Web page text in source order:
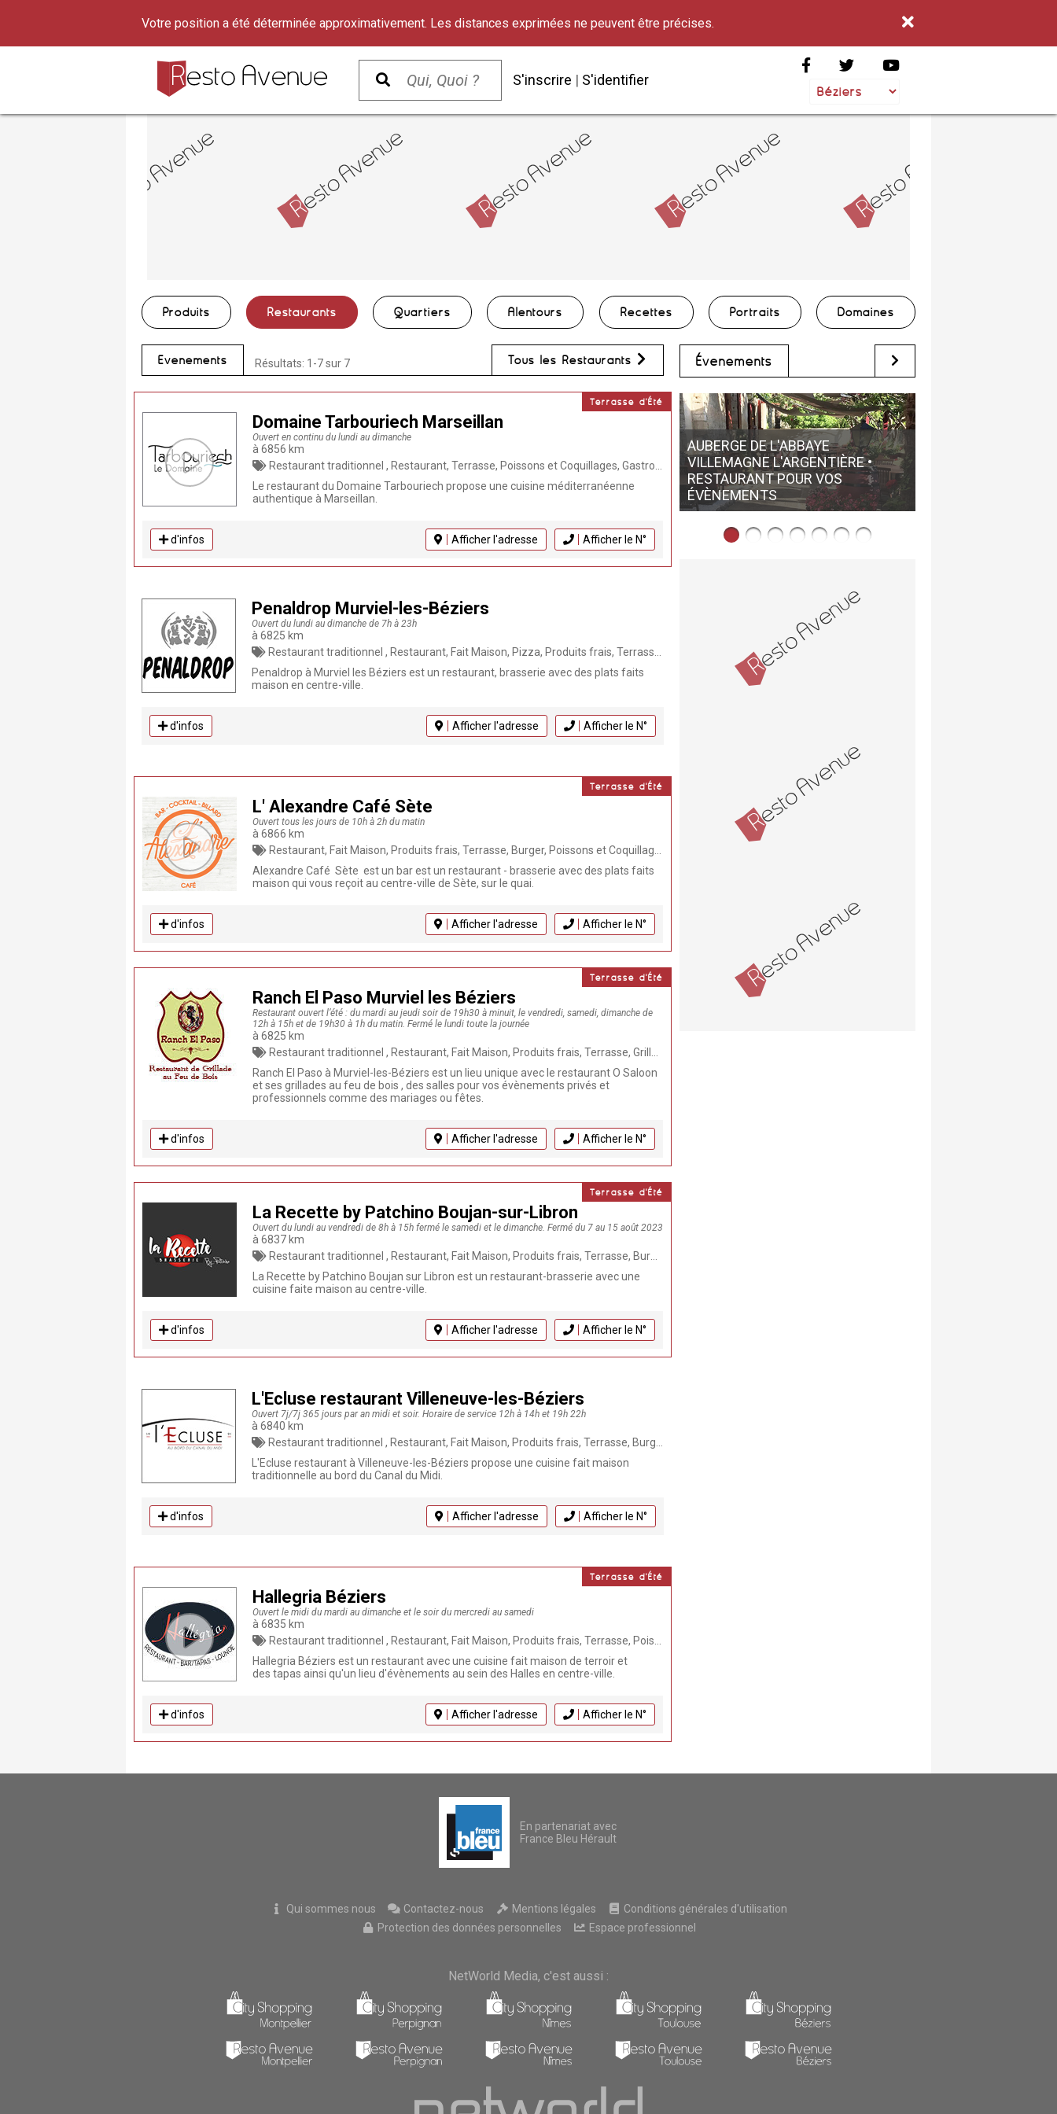
Votre position a été déterminée approximativement. Les distances exprimées ne peuvent être précises.
S'inscrire | S'identifier
Produits Restaurants Quartiers Alentours Recettes Portraits Domaines
Evènements Résultats: 1-7 sur 7 Tous les Restaurants
Terrasse d'Été
Domaine Tarbouriech Marseillan
Ouvert en continu du lundi au dimanche
à 6856 km
Restaurant traditionnel , Restaurant, Terrasse, Poissons et Coquillages, Gastronomique, Animaux bienvenus, Repas de groupe, Cuisine française, Bistronomique, Restaurant méditerranéen, Séminaires, Mariage, Plateau de coquillages, fruits de mer, Evènements, Huîtres
Le restaurant du Domaine Tarbouriech propose une cuisine méditerranéenne
authentique à Marseillan.
d'infos Afficher l'adresse Afficher le N°
Penaldrop Murviel-les-Béziers
Ouvert du lundi au dimanche de 7h à 23h
à 6825 km
Restaurant traditionnel , Restaurant, Fait Maison, Pizza, Produits frais, Terrasse, Burger, Grillades, Brasserie, Animaux bienvenus, Bar-Restaurant, Repas de groupe, Cuisine française, Evènements, Burger maison, Viande, Brasero, Pizza à emporter
Penaldrop à Murviel les Béziers est un restaurant, brasserie avec des plats faits
maison en centre-ville.
d'infos Afficher l'adresse Afficher le N°
Terrasse d'Été
L' Alexandre Café Sète
Ouvert tous les jours de 10h à 2h du matin
à 6866 km
Restaurant, Fait Maison, Produits frais, Terrasse, Burger, Poissons et Coquillages, Tapas, Brasserie, Bar-Restaurant, Restaurant méditerranéen, Végétarien, Evènements, Bord du canal
Alexandre Café Sète est un bar est un restaurant - brasserie avec des plats faits
maison qui vous reçoit au centre-ville de Sète, sur le quai.
d'infos Afficher l'adresse Afficher le N°
Terrasse d'Été
Ranch El Paso Murviel les Béziers
Restaurant ouvert l’été : du mardi au jeudi soir de 19h30 à minuit, le vendredi, samedi, dimanche de
12h à 15h et de 19h30 à 1h du matin. Fermé le lundi toute la journée
à 6825 km
Restaurant traditionnel , Restaurant, Fait Maison, Produits frais, Terrasse, Grillades, Animaux bienvenus, Repas de groupe, Mariage, Grillades au feu de bois, Soirées à thème, Anniversaire, Evènements, Repas d'entreprise, Viande
Ranch El Paso à Murviel-les-Béziers est un lieu unique avec le restaurant O Saloon
et ses grillades au feu de bois , des salles pour vos évènements privés et
professionnels comme des mariages ou fêtes.
d'infos Afficher l'adresse Afficher le N°
Terrasse d'Été
La Recette by Patchino Boujan-sur-Libron
Ouvert du lundi au vendredi de 8h à 15h fermé le samedi et le dimanche. Fermé du 7 au 15 août 2023
à 6837 km
Restaurant traditionnel , Restaurant, Fait Maison, Produits frais, Terrasse, Burger, Poissons et Coquillages, Tapas, Brasserie, Animaux bienvenus, Repas de groupe, Cuisine française, Plats à emporter, Plat du jour, Evènements, Repas d'entreprise
La Recette by Patchino Boujan sur Libron est un restaurant-brasserie avec une
cuisine faite maison au centre-ville.
d'infos Afficher l'adresse Afficher le N°
L'Ecluse restaurant Villeneuve-les-Béziers
Ouvert 7j/7j 365 jours par an midi et soir. Horaire de service 12h à 14h et 19h 22h
à 6840 km
Restaurant traditionnel , Restaurant, Fait Maison, Produits frais, Terrasse, Burger, Poissons et Coquillages, Tapas, Repas de groupe, Restaurant méditerranéen, Patio, Maître Restaurateur de France, Séminaires, Mariage, Végétarien, Anniversaire, Evènements
L'Ecluse restaurant à Villeneuve-les-Béziers propose une cuisine fait maison
traditionnelle au bord du Canal du Midi.
d'infos Afficher l'adresse Afficher le N°
Terrasse d'Été
Hallegria Béziers
Ouvert le midi du mardi au dimanche et le soir du mercredi au samedi
à 6835 km
Restaurant traditionnel , Restaurant, Fait Maison, Produits frais, Terrasse, Poissons et Coquillages, Tapas, Brasserie, Animaux bienvenus, Repas de groupe, Bistronomique, Anniversaire, Evènements
Hallegria Béziers est un restaurant avec une cuisine fait maison de terroir et
des tapas ainsi qu'un lieu d'évènements au sein des Halles en centre-ville.
d'infos Afficher l'adresse Afficher le N°
Évènements
AUBERGE DE L'ABBAYE
VILLEMAGNE L'ARGENTIÈRE •
RESTAURANT POUR VOS
ÉVÈNEMENTS
En partenariat avec
France Bleu Hérault
Qui sommes nous Contactez-nous Mentions légales
Conditions générales d'utilisation
Protection des données personnelles
Espace professionnel
NetWorld Media, c'est aussi :